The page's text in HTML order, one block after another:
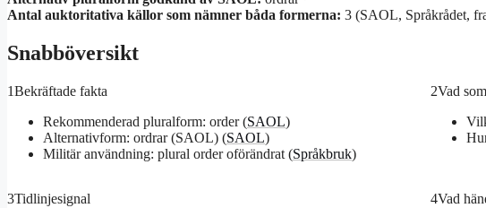
Antal auktoritativa källor som nämner båda formerna: 3 (SAOL, Språkrådet,
Snabböversikt
1Bekräftade fakta
Rekommenderad pluralform: order (SAOL)
Alternativform: ordrar (SAOL) (SAOL)
Militär användning: plural order oförändrat (Språkbruk)
2Vad
3Tidlinjesignal
4Vad